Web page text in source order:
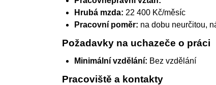
Hrubá mzda: 22 400 Kč/měsíc
Pracovní poměr: na dobu neurčitou,
Požadavky na uchazeče o práci
Minimální vzdělání: Bez vzdělání
Pracoviště a kontakty